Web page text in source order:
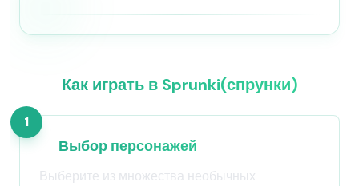
Как играть в Sprunki(спрунки)
1
Выбор персонажей
Выберите из множества необычных